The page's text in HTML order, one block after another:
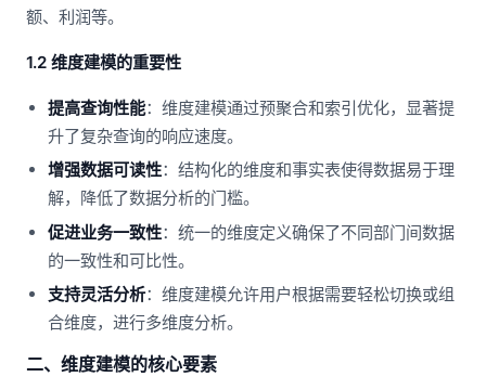
额、利润等。
1.2 维度建模的重要性
提高查询性能：维度建模通过预聚合和索引优化，显著提
升了复杂查询的响应速度。
增强数据可读性：结构化的维度和事实表使得数据易于理
解，降低了数据分析的门槛。
促进业务一致性：统一的维度定义确保了不同部门间数据
的一致性和可比性。
支持灵活分析：维度建模允许用户根据需要轻松切换或组
合维度，进行多维度分析。
二、维度建模的核心要素